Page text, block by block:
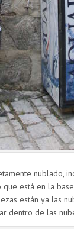
nublado,
está en la
están ya las
dentro de las